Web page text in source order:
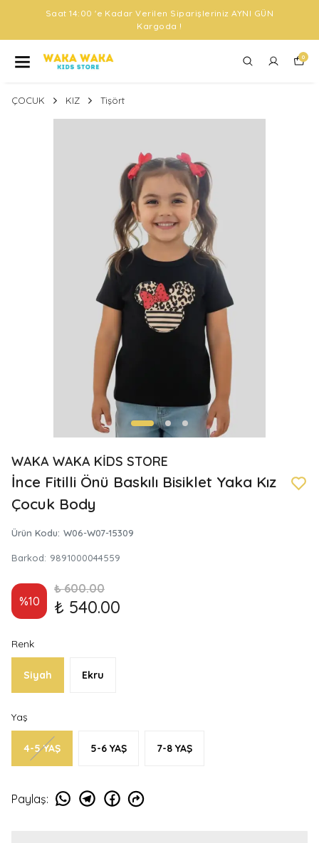
Saat 14:00 'e Kadar Verilen Siparişleriniz AYNI GÜN
Kargoda !
0
ÇOCUK KIZ Tişört
WAKA WAKA KİDS STORE
İnce Fitilli Önü Baskılı Bisiklet Yaka Kız
Çocuk Body
Ürün Kodu: W06-W07-15309
Barkod: 9891000044559
%10
₺ 600.00
₺ 540.00
Renk
Siyah Ekru
Yaş
4-5 YAŞ 5-6 YAŞ 7-8 YAŞ
Paylaş: